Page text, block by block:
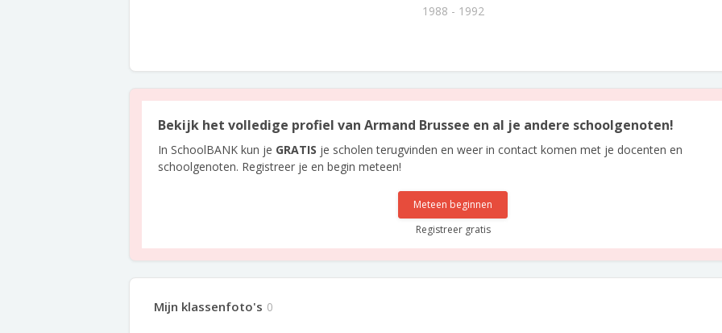
1988 - 1992
Bekijk het volledige profiel van Armand Brussee en al je andere schoolgenoten!
In SchoolBANK kun je GRATIS je scholen terugvinden en weer in contact komen met je docenten en
schoolgenoten. Registreer je en begin meteen!
Meteen beginnen
Registreer gratis
Mijn klassenfoto's 0